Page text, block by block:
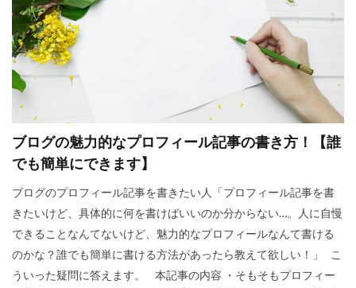
ブログの魅力的なプロフィール記事の書き方！【誰
でも簡単にできます】
ブログのプロフィール記事を書きたい人「プロフィール記事を書
きたいけど、具体的に何を書けばいいのか分からない…。人に自慢
できることなんてないけど、魅力的なプロフィールなんて書ける
のかな？誰でも簡単に書ける方法があったら教えて欲しい！」 こ
ういった疑問に答えます。 本記事の内容 ・そもそもプロフィー